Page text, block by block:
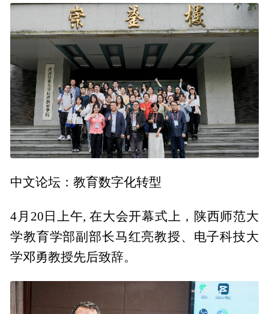
中文论坛：教育数字化转型
4月20日上午, 在大会开幕式上，陕西师范大
学教育学部副部长马红亮教授、电子科技大
学邓勇教授先后致辞。